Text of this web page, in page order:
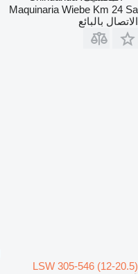
Maquinaria Wiebe Km 24 Sa
الاتصال بالبائع
LSW 305-546 (12-20.5)